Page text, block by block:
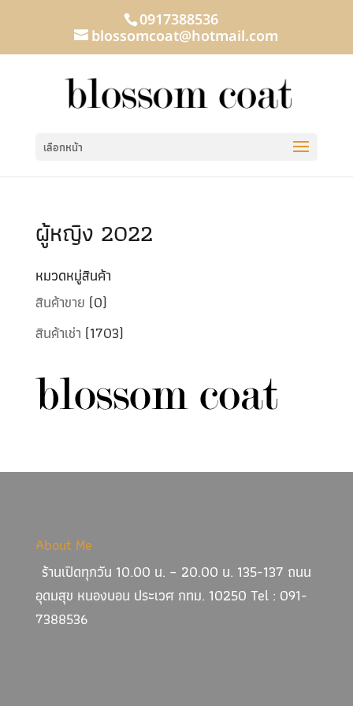
0917388536
blossomcoat@hotmail.com
เลือกหน้า
ผู้หญิง 2022
หมวดหมู่สินค้า
สินค้าขาย (0)
สินค้าเช่า (1703)
About Me
ร้านเปิดทุกวัน 10.00 น. – 20.00 น. 135-137 ถนน
อุดมสุข หนองบอน ประเวศ กทม. 10250 Tel : 091-
7388536